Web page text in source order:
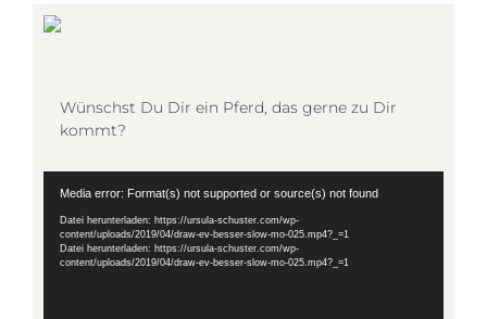
Wünschst Du Dir ein Pferd, das gerne zu Dir
kommt?
Media error: Format(s) not supported or source(s) not found
Datei herunterladen: https://ursula-schuster.com/wp-
content/uploads/2019/04/draw-ev-besser-slow-mo-025.mp4?_=1
Datei herunterladen: https://ursula-schuster.com/wp-
content/uploads/2019/04/draw-ev-besser-slow-mo-025.mp4?_=1